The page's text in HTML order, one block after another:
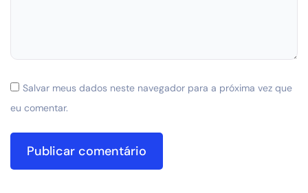
Salvar meus dados neste navegador para a próxima vez que
eu comentar.